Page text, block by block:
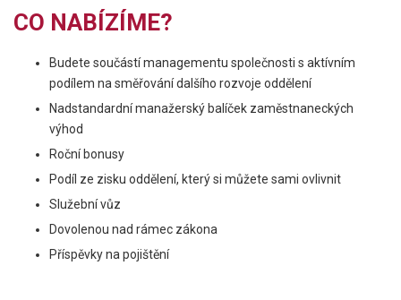
CO NABÍZÍME?
Budete součástí managementu společnosti s aktívním
podílem na směřování dalšího rozvoje oddělení
Nadstandardní manažerský balíček zaměstnaneckých
výhod
Roční bonusy
Podíl ze zisku oddělení, který si můžete sami ovlivnit
Služební vůz
Dovolenou nad rámec zákona
Příspěvky na pojištění